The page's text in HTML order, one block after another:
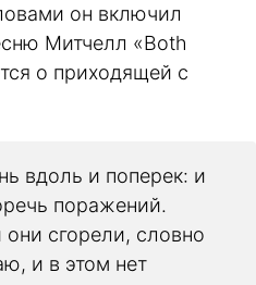
он включил
Митчелл «Both
о приходящей с
вдоль и поперек: и
поражений.
сгорели, словно
и в этом нет